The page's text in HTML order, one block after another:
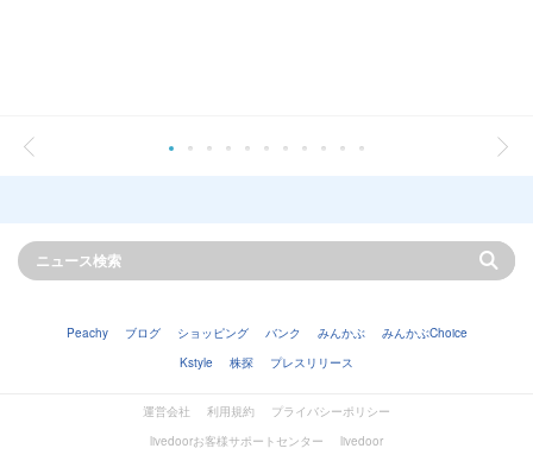
Peachy ブログ ショッピング バンク みんかぶ
みんかぶChoice
Kstyle
株探 プレスリリース
運営会社 利用規約
プライバシーポリシー
livedoorお客様サポートセンター
livedoor